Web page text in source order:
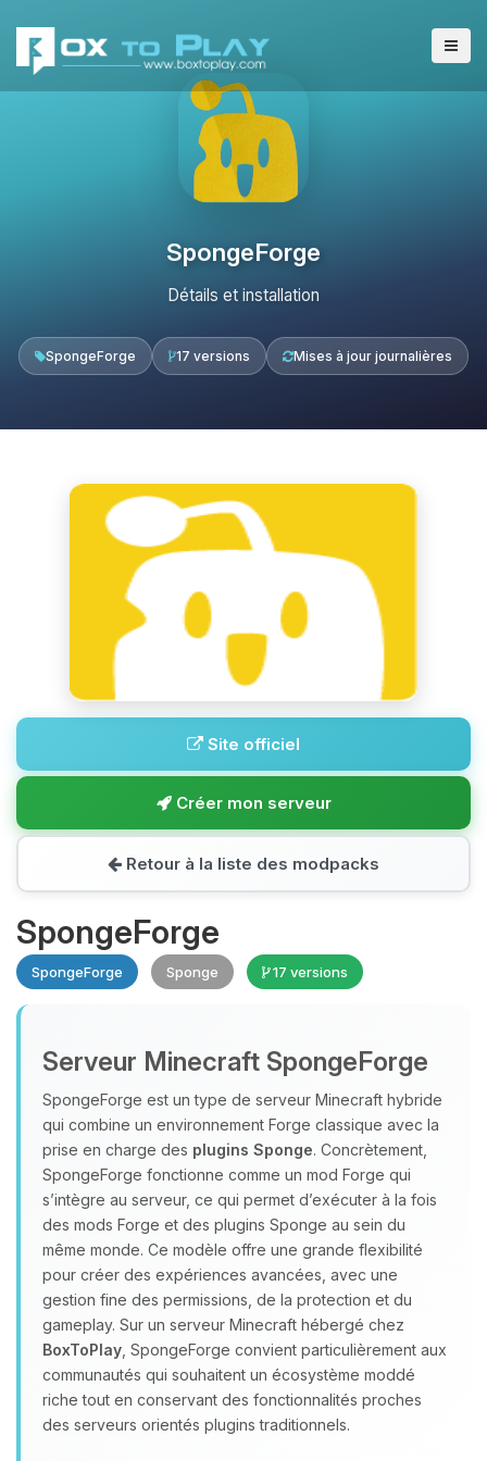
SpongeForge
Détails et installation
SpongeForge 17 versions Mises à jour journalières
Site officiel
Créer mon serveur
Retour à la liste des modpacks
SpongeForge
SpongeForge Sponge 17 versions
Serveur Minecraft SpongeForge
SpongeForge est un type de serveur Minecraft hybride
qui combine un environnement Forge classique avec la
prise en charge des plugins Sponge. Concrètement,
SpongeForge fonctionne comme un mod Forge qui
s’intègre au serveur, ce qui permet d’exécuter à la fois
des mods Forge et des plugins Sponge au sein du
même monde. Ce modèle offre une grande flexibilité
pour créer des expériences avancées, avec une
gestion fine des permissions, de la protection et du
gameplay. Sur un serveur Minecraft hébergé chez
BoxToPlay , SpongeForge convient particulièrement aux
communautés qui souhaitent un écosystème moddé
riche tout en conservant des fonctionnalités proches
des serveurs orientés plugins traditionnels.
Youpi, enfin quelqu’un pour me
parler ! Moi c’est Choupy, ton petit
assistant BoxToPlay. Dis-moi ce dont
tu as besoin et je vais remuer mes
petits circuits pour t’aider.
09/08/2026 à 16:04